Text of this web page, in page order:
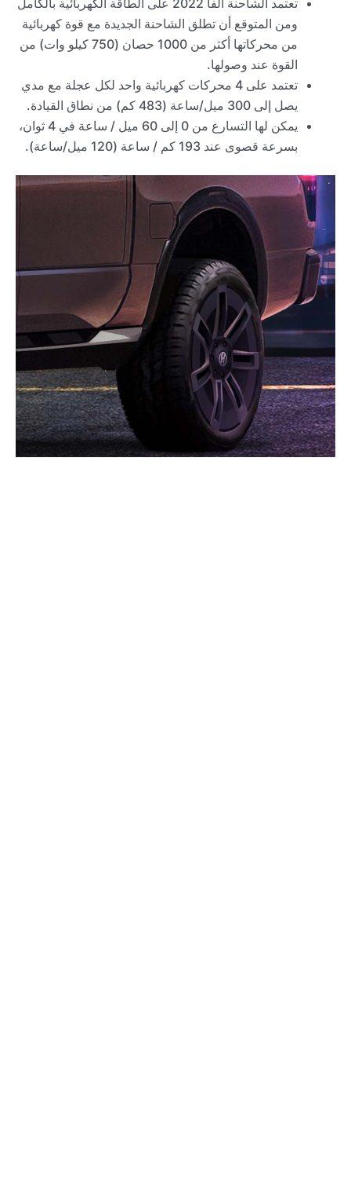
ومن المتوقع أن تطلق الشاحنة الجديدة مع قوة كهربائية
من محركاتها أكثر من 1000 حصان (750 كيلو وات) من
القوة عند وصولها.
تعتمد على 4 محركات كهربائية واحد لكل عجلة مع مدي
يصل إلى 300 ميل/ساعة (483 كم) من نطاق القيادة.
يمكن لها التسارع من 0 إلى 60 ميل / ساعة في 4 ثوان،
بسرعة قصوى عند 193 كم / ساعة (120 ميل/ساعة).